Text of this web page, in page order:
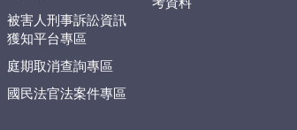
被害人刑事訴訟資訊
獲知平台專區
庭期取消查詢專區
國民法官法案件專區
考資料